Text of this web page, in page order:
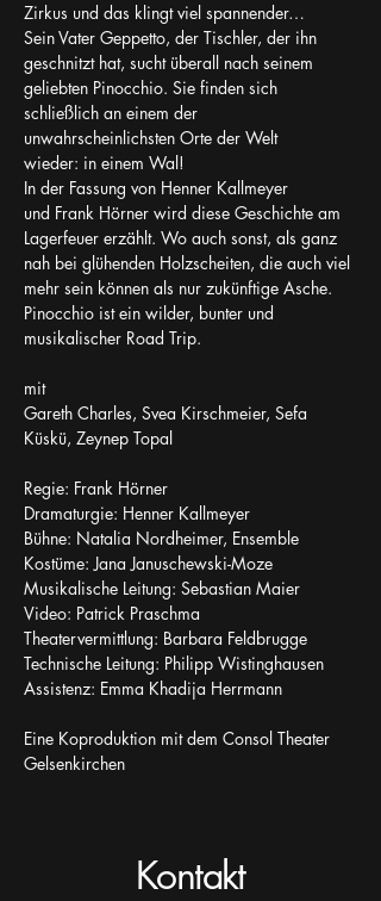
Zirkus und das klingt viel spannender…
Sein Vater Geppetto, der Tischler, der ihn
geschnitzt hat, sucht überall nach seinem
geliebten Pinocchio. Sie finden sich
schließlich an einem der
unwahrscheinlichsten Orte der Welt
wieder: in einem Wal!
In der Fassung von Henner Kallmeyer
und Frank Hörner wird diese Geschichte am
Lagerfeuer erzählt. Wo auch sonst, als ganz
nah bei glühenden Holzscheiten, die auch viel
mehr sein können als nur zukünftige Asche.
Pinocchio ist ein wilder, bunter und
musikalischer Road Trip.
mit
Gareth Charles, Svea Kirschmeier, Sefa
Küskü, Zeynep Topal
Regie: Frank Hörner
Dramaturgie: Henner Kallmeyer
Bühne: Natalia Nordheimer, Ensemble
Kostüme: Jana Januschewski-Moze
Musikalische Leitung: Sebastian Maier
Video: Patrick Praschma
Theatervermittlung: Barbara Feldbrugge
Technische Leitung: Philipp Wistinghausen
Assistenz: Emma Khadija Herrmann
Eine Koproduktion mit dem Consol Theater
Gelsenkirchen
Kontakt